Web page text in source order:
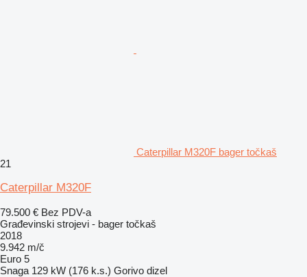
Caterpillar M320F bager točkaš
21
Caterpillar M320F
79.500 € Bez PDV-a
Građevinski strojevi - bager točkaš
2018
9.942 m/č
Euro 5
Snaga 129 kW (176 k.s.) Gorivo dizel